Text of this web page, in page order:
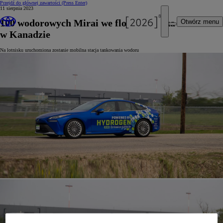
Przejdź do głównej zawartości (Press Enter)
Otwórz menu
11 sierpnia 2023
100 wodorowych Mirai we flocie lotniska Edmonton
w Kanadzie
Na lotnisku uruchomiona zostanie mobilna stacja tankowania wodoru